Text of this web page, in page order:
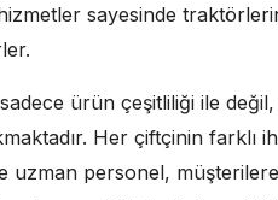
sayesinde
ürün çeşitliliği ile
Her çiftçinin farklı
uzman personel,